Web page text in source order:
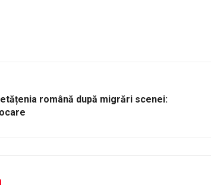
română după migrări scenei: